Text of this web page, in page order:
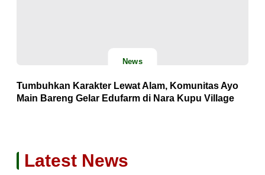
News
Tumbuhkan Karakter Lewat Alam, Komunitas Ayo
Main Bareng Gelar Edufarm di Nara Kupu Village
Latest News